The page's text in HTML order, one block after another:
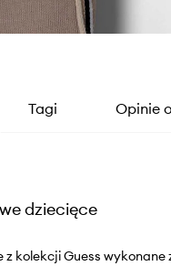
Tagi Opinie
dziecięce
z kolekcji Guess